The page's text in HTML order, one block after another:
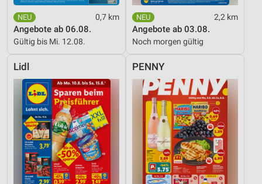
0,7 km
Angebote ab 06.08.
Gültig bis Mi. 12.08.
2,2 km
Angebote ab 03.08.
Noch morgen gültig
Lidl PENNY